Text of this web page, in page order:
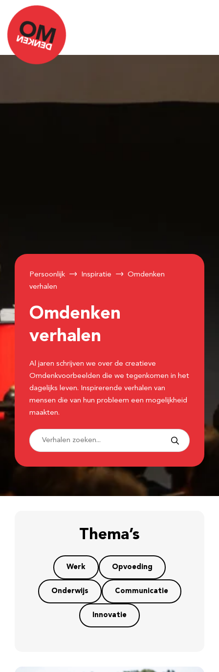
Persoonlijk Inspiratie
Omdenken
verhalen
Omdenken
verhalen
Al jaren schrijven we over de creatieve
Omdenkvoorbeelden die we tegenkomen in het
dagelijks leven. Inspirerende verhalen van
mensen die van hun probleem een mogelijkheid
maakten.
Thema’s
Werk Opvoeding
Onderwijs Communicatie
Innovatie